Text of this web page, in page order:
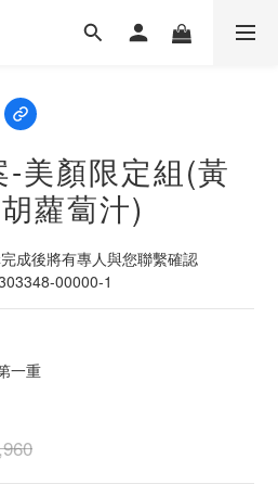
美顏限定組(黃
蘿蔔汁)
成後將有專人與您聯繫確認
00000-1
一重